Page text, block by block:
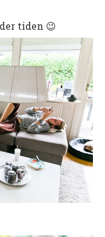
tiden 😉